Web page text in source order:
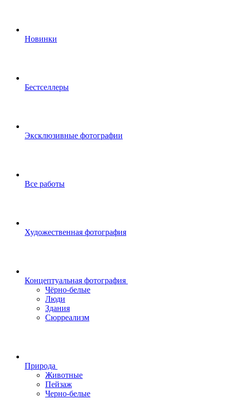
Новинки
Бестселлеры
Эксклюзивные фотографии
Все работы
Художественная фотография
Концептуальная фотография
Чёрно-белые
Люди
Здания
Сюрреализм
Природа
Животные
Пейзаж
Черно-белые